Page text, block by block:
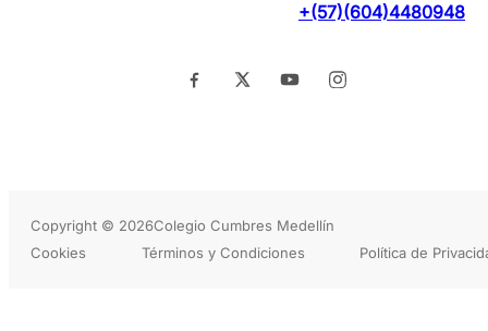
+(57)(604)4480948
Copyright © 2026Colegio Cumbres Medellín
Cookies
Términos y Condiciones Política de